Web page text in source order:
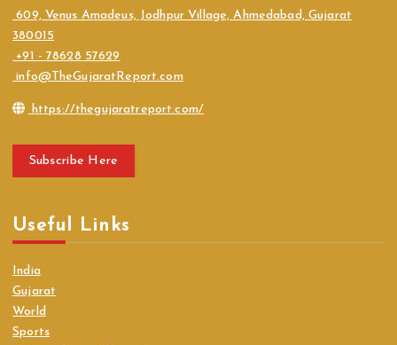
609, Venus Amadeus, Jodhpur Village, Ahmedabad, Gujarat
380015
+91 - 78628 57629
info@TheGujaratReport.com
https://thegujaratreport.com/
Subscribe Here
Useful Links
India
Gujarat
World
Sports